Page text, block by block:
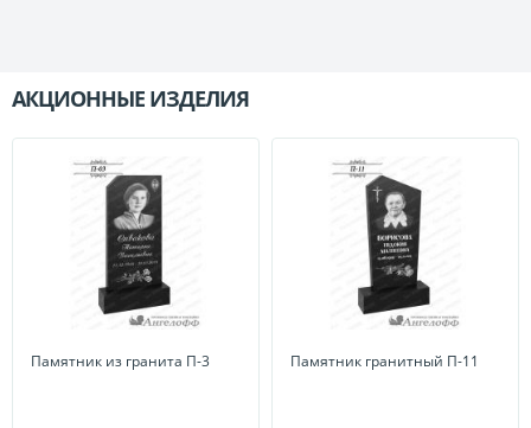
АКЦИОННЫЕ ИЗДЕЛИЯ
Памятник из гранита П-3 Памятник гранитный П-11